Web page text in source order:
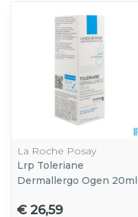
La Roche Posay
Lrp Toleriane
Dermallergo Ogen 20ml
€ 26,59